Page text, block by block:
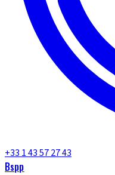
+33 1 43 57 27 43
Bspp